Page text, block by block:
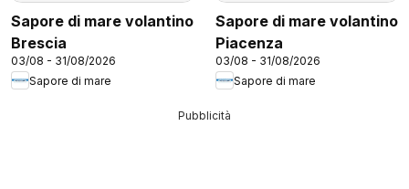
Sapore di mare volantino
Brescia
03/08 - 31/08/2026
Sapore di mare
Sapore di mare volantino
Piacenza
03/08 - 31/08/2026
Sapore di mare
Pubblicità